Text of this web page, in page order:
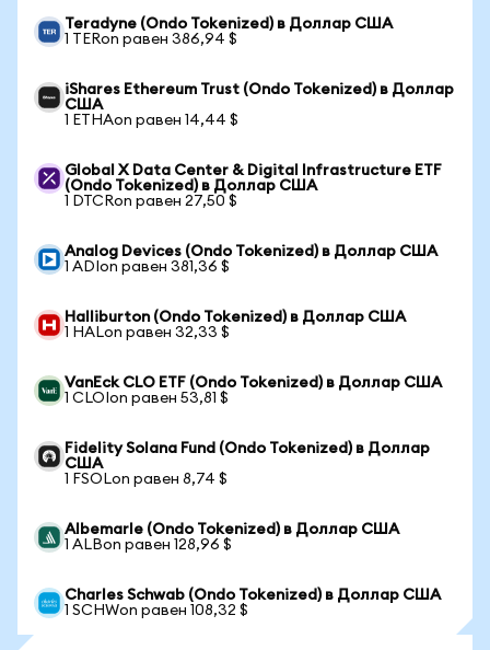
Teradyne (Ondo Tokenized) в Доллар США
1 TERon равен 386,94 $
iShares Ethereum Trust (Ondo Tokenized) в Доллар
США
1 ETHAon равен 14,44 $
Global X Data Center & Digital Infrastructure ETF
(Ondo Tokenized) в Доллар США
1 DTCRon равен 27,50 $
Analog Devices (Ondo Tokenized) в Доллар США
1 ADIon равен 381,36 $
Halliburton (Ondo Tokenized) в Доллар США
1 HALon равен 32,33 $
VanEck CLO ETF (Ondo Tokenized) в Доллар США
1 CLOIon равен 53,81 $
Fidelity Solana Fund (Ondo Tokenized) в Доллар
США
1 FSOLon равен 8,74 $
Albemarle (Ondo Tokenized) в Доллар США
1 ALBon равен 128,96 $
Charles Schwab (Ondo Tokenized) в Доллар США
1 SCHWon равен 108,32 $